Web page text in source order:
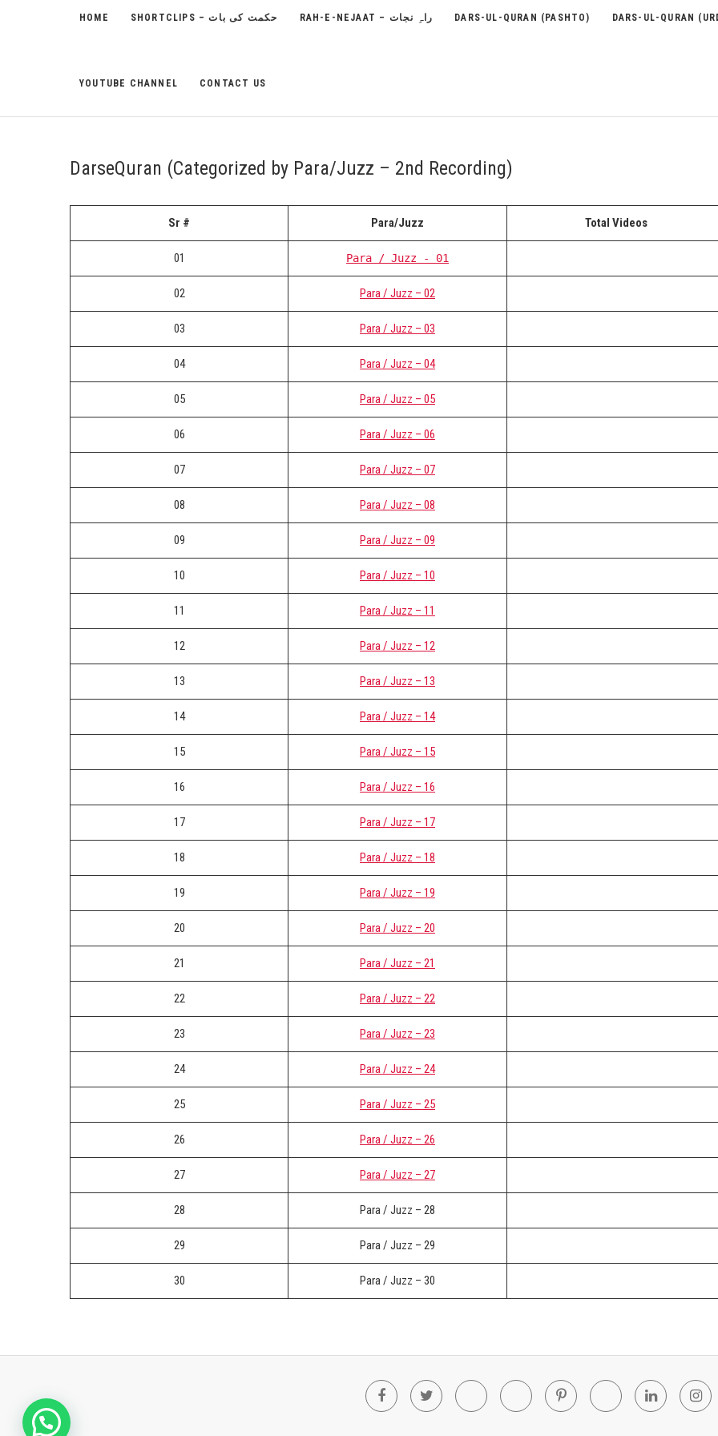
HOME SHORTCLIPS – حکمت کی بات RAH-E-NEJAAT – راہِ نجات DARS-UL-QURAN (PASHTO) DARS-UL-QURAN
YOUTUBE CHANNEL CONTACT US
DarseQuran (Categorized by Para/Juzz – 2nd Recording)
Sr # Para/Juzz Total Videos
01 Para / Juzz - 01
02 Para / Juzz – 02
03 Para / Juzz – 03
04 Para / Juzz – 04
05 Para / Juzz – 05
06 Para / Juzz – 06
07 Para / Juzz – 07
08 Para / Juzz – 08
09 Para / Juzz – 09
10 Para / Juzz – 10
11 Para / Juzz – 11
12 Para / Juzz – 12
13 Para / Juzz – 13
14 Para / Juzz – 14
15 Para / Juzz – 15
16 Para / Juzz – 16
17 Para / Juzz – 17
18 Para / Juzz – 18
19 Para / Juzz – 19
20 Para / Juzz – 20
21 Para / Juzz – 21
22 Para / Juzz – 22
23 Para / Juzz – 23
24 Para / Juzz – 24
25 Para / Juzz – 25
26 Para / Juzz – 26
27 Para / Juzz – 27
28 Para / Juzz – 28
29 Para / Juzz – 29
30 Para / Juzz – 30
FacebookTwitter Youtube Blogger Pinterest Tumblr Linkedin